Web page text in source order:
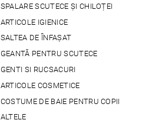
SPALARE SCUTECE ȘI CHILOȚEI
ARTICOLE IGIENICE
SALTEA DE ÎNFAȘAT
GEANTĂ PENTRU SCUTECE
GENTI SI RUCSACURI
ARTICOLE COSMETICE
COSTUME DE BAIE PENTRU COPII
ALTELE